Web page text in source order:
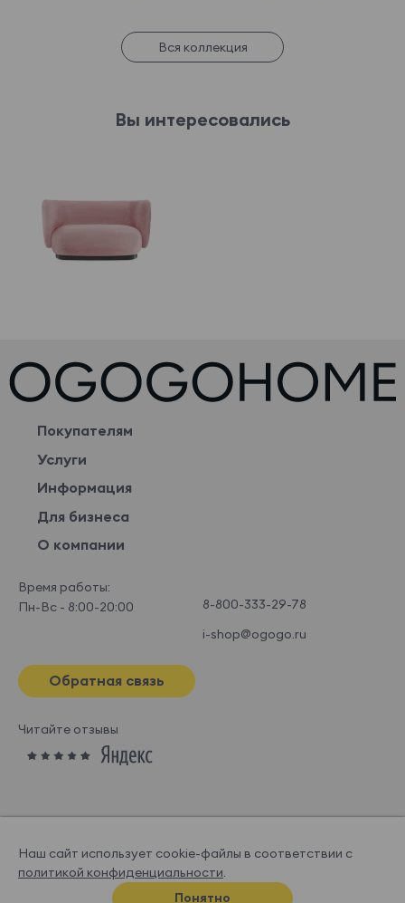
Вся коллекция
Вы интересовались
Покупателям
Услуги
Информация
Для бизнеса
О компании
Время работы:
Пн-Вс - 8:00-20:00
8-800-333-29-78
i-shop@ogogo.ru
Обратная связь
Читайте отзывы
© OGOGOHOME, 2026
Наш сайт использует cookie-файлы в соответствии с
политикой конфиденциальности.
Понятно